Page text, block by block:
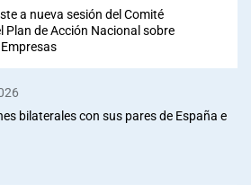
a nueva sesión del Comité
Plan de Acción Nacional sobre
bilaterales con sus pares de España e